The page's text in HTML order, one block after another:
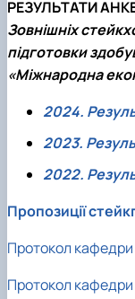
РЕЗУЛЬТАТИ
Зовнішніх
підготовки
«Міжнародна
2024.
2023.
2022.
Пропозиції
Протокол
Протокол